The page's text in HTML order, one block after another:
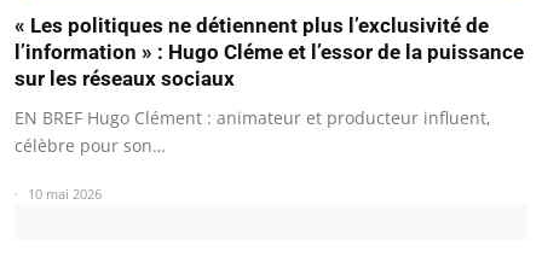
« Les politiques ne détiennent plus l’exclusivité de
l’information » : Hugo Cléme et l’essor de la puissance
sur les réseaux sociaux
EN BREF Hugo Clément : animateur et producteur influent,
célèbre pour son…
10 mai 2026